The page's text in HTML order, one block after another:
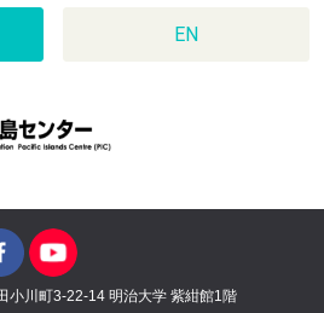
EN
小川町3-22-14 明治大学 紫紺館1階